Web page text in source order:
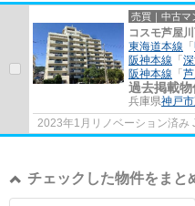
売買｜中古マ
コスモ芦屋
東海道本線 「
阪神本線 「
阪神本線 「
過去掲載物
兵庫県神戸
2023年1月リノベーション済み
チェックした物件をまと